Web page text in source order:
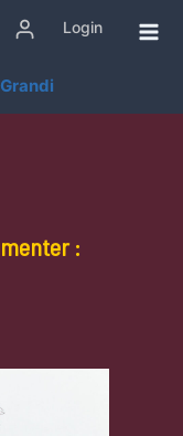
Login
: